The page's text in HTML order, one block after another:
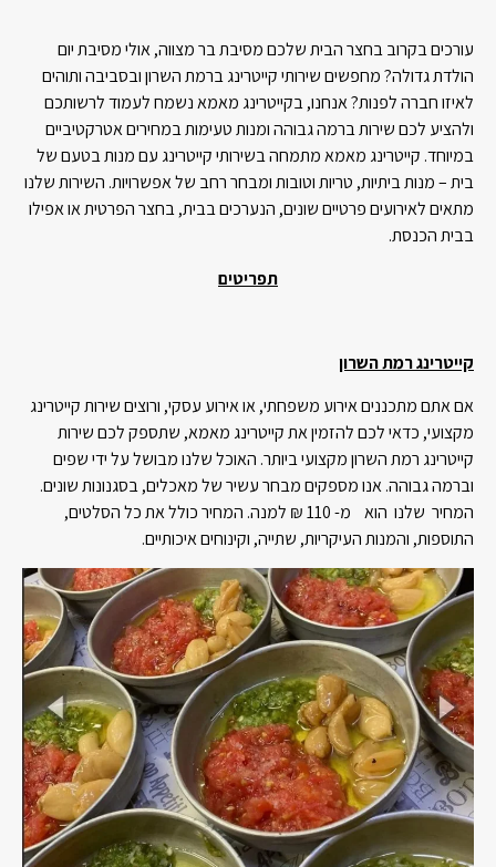
עורכים בקרוב בחצר הבית שלכם מסיבת בר מצווה, אולי מסיבת יום
הולדת גדולה? מחפשים שירותי קייטרינג ברמת השרון ובסביבה ותוהים
לאיזו חברה לפנות? אנחנו, בקייטרינג מאמא נשמח לעמוד לרשותכם
ולהציע לכם שירות ברמה גבוהה ומנות טעימות במחירים אטרקטיביים
במיוחד. קייטרינג מאמא מתמחה בשירותי קייטרינג עם מנות בטעם של
בית – מנות ביתיות, טריות וטובות ומבחר רחב של אפשרויות. השירות שלנו
מתאים לאירועים פרטיים שונים, הנערכים בבית, בחצר הפרטית או אפילו
בבית הכנסת.
תפריטים
קייטרינג רמת השרון
אם אתם מתכננים אירוע משפחתי, או אירוע עסקי, ורוצים שירות קייטרינג
מקצועי, כדאי לכם להזמין את קייטרינג מאמא, שתספק לכם שירות
קייטרינג רמת השרון מקצועי ביותר. האוכל שלנו מבושל על ידי שפים
וברמה גבוהה. אנו מספקים מבחר עשיר של מאכלים, בסגנונות שונים.
המחיר שלנו הוא מ- 110 ₪ למנה. המחיר כולל את כל הסלטים,
התוספות, והמנות העיקריות, שתייה, וקינוחים איכותיים.